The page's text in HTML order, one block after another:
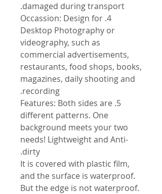
damaged during transport.
4. Occassion: Design for
Desktop Photography or
videography, such as
commercial advertisements,
restaurants, food shops, books,
magazines, daily shooting and
recording.
5. Features: Both sides are
different patterns. One
background meets your two
needs! Lightweight and Anti-
dirty.
It is covered with plastic film,
and the surface is waterproof.
But the edge is not waterproof.